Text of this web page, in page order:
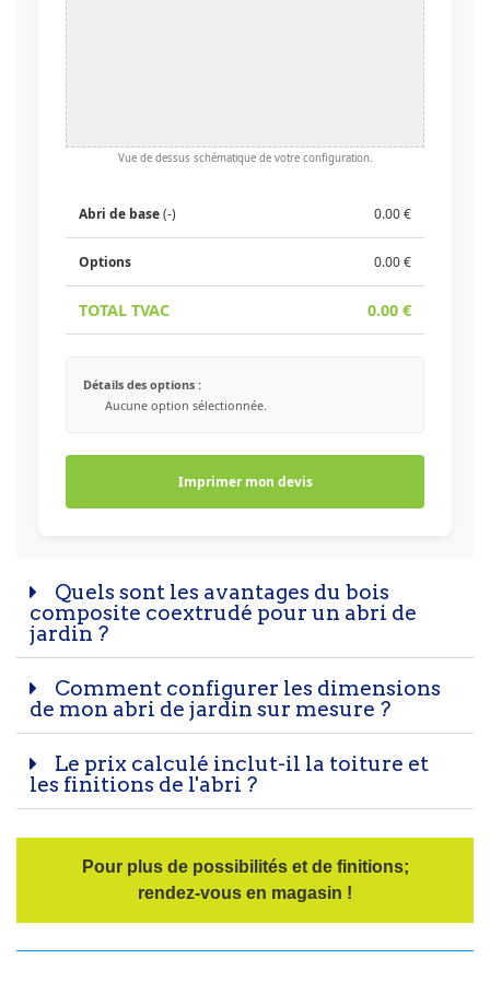
Vue de dessus schématique de votre configuration.
Abri de base(-) 0.00€
Options 0.00€
TOTAL TVAC 0.00 €
Détails des options :
Aucune option sélectionnée.
Imprimer mon devis
Quels sont les avantages du bois
composite coextrudé pour un abri de
jardin ?
Comment configurer les dimensions
de mon abri de jardin sur mesure ?
Le prix calculé inclut-il la toiture et
les finitions de l'abri ?
Pour plus de possibilités et de finitions;
rendez-vous en magasin !